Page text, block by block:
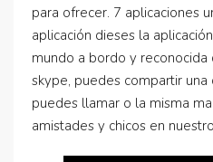
para ofrecer. 7 aplicaciones
aplicación dieses la
mundo a bordo y reconocida
skype, puedes compartir
puedes llamar o la misma
amistades y chicos en